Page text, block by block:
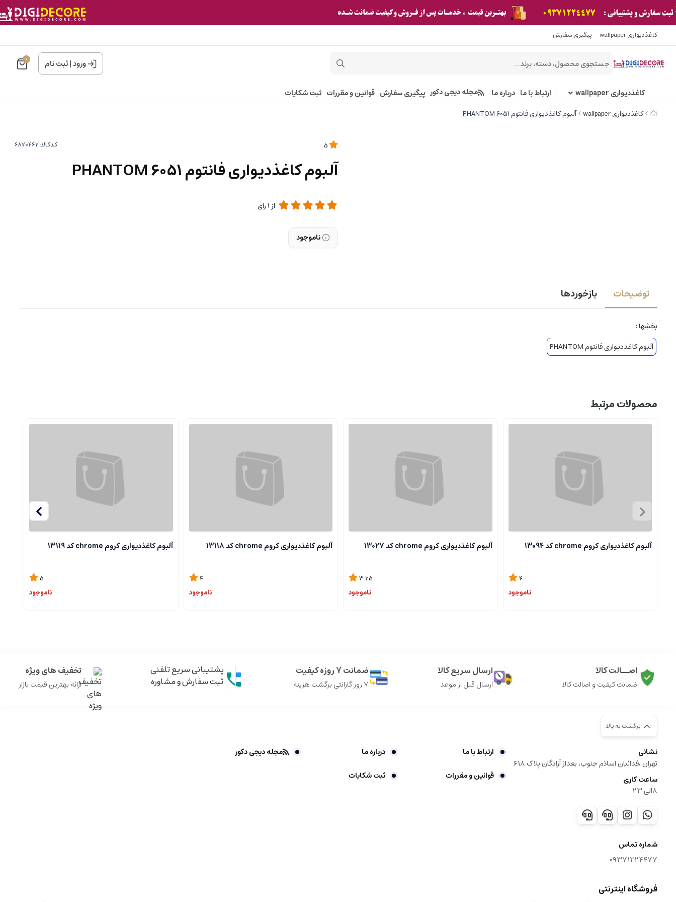
کاغذدیواری wallpaper پیگیری سفارش
ورود|ثبت نام 0
کاغذدیواری wallpaper ارتباط با ما درباره ما مجله دیجی دکور پیگیری سفارش قوانین و مقررات ثبت شکایات
کاغذدیواری wallpaper آلبوم کاغذدیواری فانتوم 6051 PHANTOM
کدکالا:
آلبوم کاغذدیواری فانتوم 6051 PHANTOM
از1رای
ناموجود
توضیحات بازخوردها
بخشها :
آلبوم کاغذدیواری فانتوم PHANTOM
محصولات مرتبط
آلبوم کاغذدیواری کروم chrome کد 13094
4
ناموجود
آلبوم کاغذدیواری کروم chrome کد 13027
3.25
ناموجود
آلبوم کاغذدیواری کروم chrome کد 13118
4
ناموجود
آلبوم کاغذدیواری کروم chrome کد 13119
5
ناموجود
اصــالت کالا
ضمانت کیفیت و اصالت کالا
ارسال سریع کالا
ارسال قبل از موعد
ضمانت 7 روزه کیفیت
7 روز گارانتی برگشت هزینه
پشتیبانی سریع تلفنی
ثبت سفارش و مشاوره
تخفیف های ویژه
ارائه بهترین قیمت بازار
برگشت به بالا
نشانی
تهران ،فدائیان اسلام جنوب، بعداز آزادگان پلاک 618
ساعت کاری
8الی 23
شماره تماس
09371224477
ارتباط با ما درباره ما
مجله دیجی دکور
قوانین و مقررات
ثبت شکایات
فروشگاه اینترنتی